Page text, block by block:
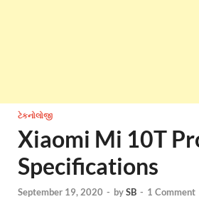
ટેકનોલોજી
Xiaomi Mi 10T
Specifications
September 19, 2020 - bySB - 1 Comment